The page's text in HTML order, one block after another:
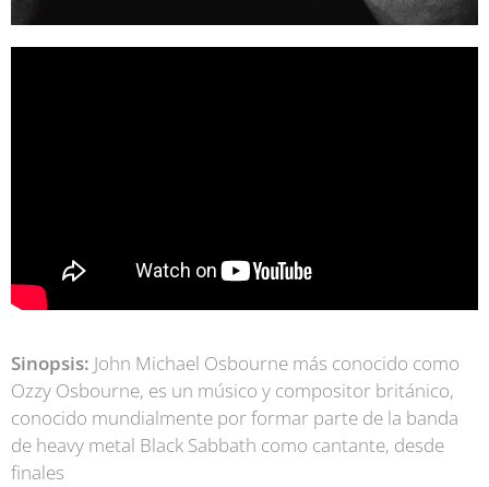
Sinopsis: John Michael Osbourne más conocido como
Ozzy Osbourne, es un músico y compositor británico,
conocido mundialmente por formar parte de la banda
de heavy metal Black Sabbath como cantante, desde
finales